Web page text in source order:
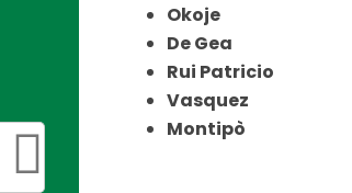
Okoje
De Gea
Rui Patricio
Vasquez
Montipò